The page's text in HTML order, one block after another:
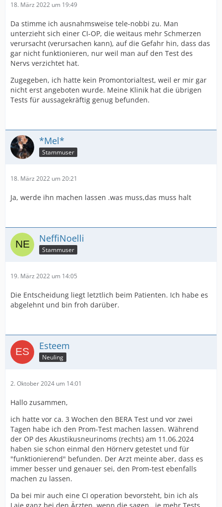
18. März 2022 um 19:49
Da stimme ich ausnahmsweise tele-nobbi zu. Man
unterzieht sich einer CI-OP, die weitaus mehr Schmerzen
verursacht (verursachen kann), auf die Gefahr hin, dass das
gar nicht funktionieren, nur weil man auf den Test des
Nervs verzichtet hat.
Zugegeben, ich hatte kein Promontorialtest, weil er mir gar
nicht erst angeboten wurde. Meine Klinik hat die übrigen
Tests für aussagekräftig genug befunden.
*Mel*
Stammuser
18. März 2022 um 20:21
Ja, werde ihn machen lassen .was muss,das muss halt
NeffiNoelli
Stammuser
19. März 2022 um 14:05
Die Entscheidung liegt letztlich beim Patienten. Ich habe es
abgelehnt und bin froh darüber.
Esteem
Neuling
2. Oktober 2024 um 14:01
Hallo zusammen,
ich hatte vor ca. 3 Wochen den BERA Test und vor zwei
Tagen habe ich den Prom-Test machen lassen. Während
der OP des Akustikusneurinoms (rechts) am 11.06.2024
haben sie schon einmal den Hörnerv getestet und für
"funktionierend" befunden. Der Arzt meinte aber, dass es
immer besser und genauer sei, den Prom-test ebenfalls
machen zu lassen.
Da bei mir auch eine CI operation bevorsteht, bin ich als